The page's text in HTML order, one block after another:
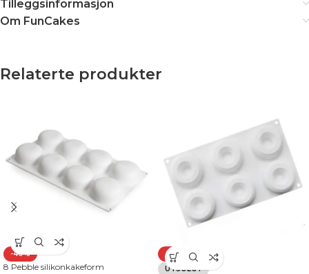
Tilleggsinformasjon
Om FunCakes
Relaterte produkter
-40%
8 Pebble silikonkakeform
-40%
UTSOLGT